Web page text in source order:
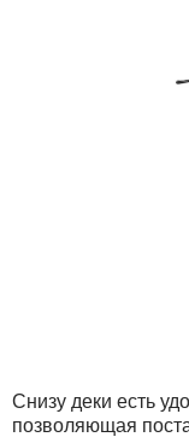
Снизу деки есть
позволяющая